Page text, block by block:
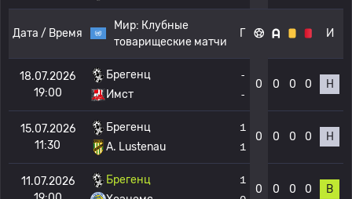
Дата / Время
Мир: Клубные
товарищеские матчи
Г И
18.07.2026
19:00
Брегенц
Имст
-
-
0 0 0 0 Н
15.07.2026
11:30
Брегенц
A. Lustenau
1
1
0 0 0 0 Н
11.07.2026
Брегенц
1
0 0 0 0 В